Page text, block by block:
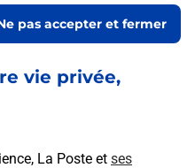
vie privée,
La Poste et ses
pas accepter et fermer
à 08h00